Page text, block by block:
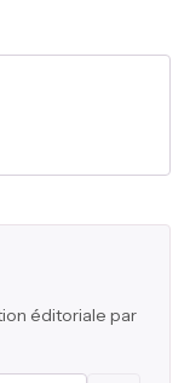
éditoriale par